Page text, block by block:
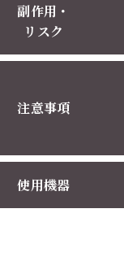
副作用・
リスク
注意事項
使用機器